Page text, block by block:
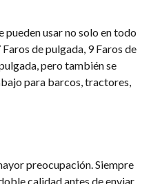
pueden usar no solo en todo
de pulgada, 9 Faros de
pero también se
para barcos, tractores,
preocupación. Siempre
calidad antes de enviar